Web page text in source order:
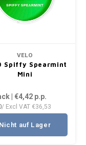
VELO
Spiffy Spearmint
Mini
| €4,42p.p.
/ Excl VAT €36,53
Nicht auf Lager